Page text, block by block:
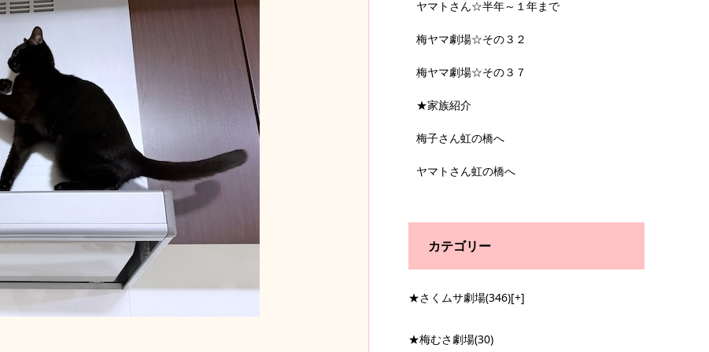
ヤマトさん☆半年～１年まで
梅ヤマ劇場☆その３２
梅ヤマ劇場☆その３７
★家族紹介
梅子さん虹の橋へ
ヤマトさん虹の橋へ
カテゴリー
★さくムサ劇場(346)[+]
★梅むさ劇場(30)